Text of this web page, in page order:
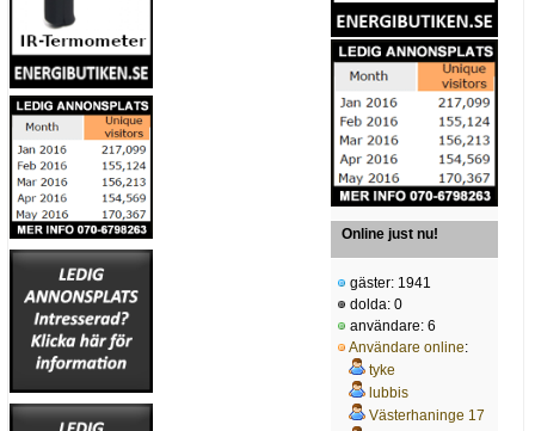
Online just nu!
gäster: 1941
dolda: 0
användare: 6
Användare online:
tyke
lubbis
Västerhaninge 17